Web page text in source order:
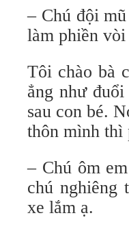
– Chú đội
làm phiền
Tôi chào bà
ẳng như
sau con bé.
thôn mình thì
– Chú ôm
chú nghiêng
xe lắm ạ.